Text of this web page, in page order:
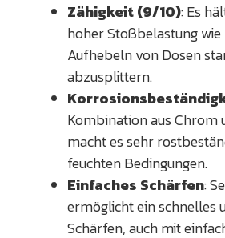
Zähigkeit (9/10): Es
hoher Stoßbelastung
Aufhebeln von Dosen
abzusplittern.
Kombination aus Chrom
macht es sehr
feuchten Bedingungen.
Einfaches Schärfen:
ermöglicht ein schnelles
Schärfen, auch mit